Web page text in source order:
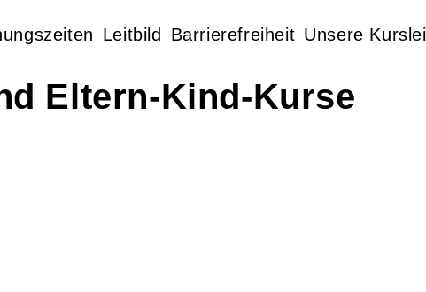
Leitbild Barrierefreiheit Unsere
Eltern-Kind-Kurse